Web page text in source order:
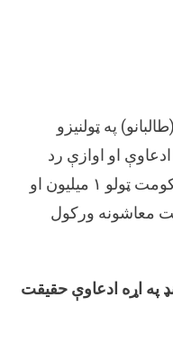
په ټولنیزو
او اوازې رد
کړې او یادوونه یې وکړه، چې د حکومت ټولو ۱ میلیون او
معاشونه ورکول
په اړه ادعاوې حقیقت